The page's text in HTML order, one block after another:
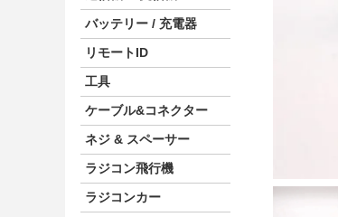
バッテリー / 充電器
リモートID
工具
ケーブル&コネクター
ネジ & スペーサー
ラジコン飛行機
ラジコンカー